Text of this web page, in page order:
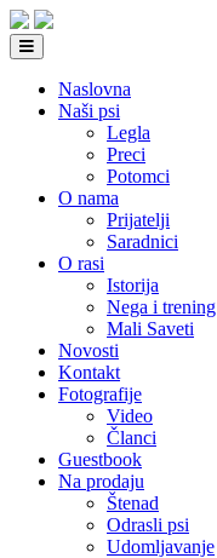
Naslovna
Naši psi
Legla
Preci
Potomci
O nama
Prijatelji
Saradnici
O rasi
Istorija
Nega i trening
Mali Saveti
Novosti
Kontakt
Fotografije
Video
Članci
Guestbook
Na prodaju
Štenad
Odrasli psi
Udomljavanje